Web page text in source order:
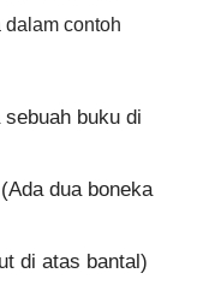
contoh
buku di
dua boneka
di atas bantal)